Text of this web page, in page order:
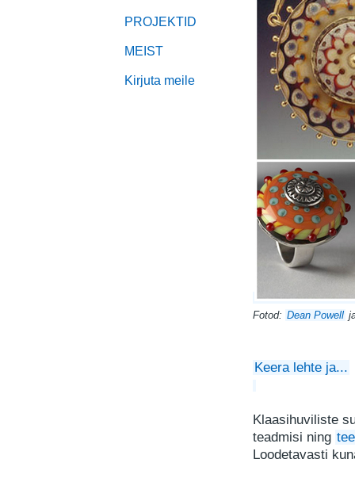
PROJEKTID
MEIST
Kirjuta meile
Fotod: Dean Powell
Keera lehte ja...
Klaasihuviliste
teadmisi ning
Loodetavasti